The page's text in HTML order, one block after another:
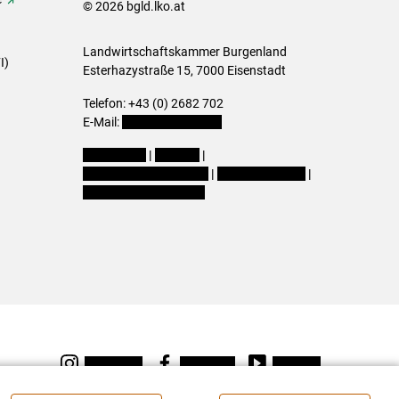
© 2026 bgld.lko.at
Landwirtschaftskammer Burgenland
Esterhazystraße 15, 7000 Eisenstadt
Telefon: +43 (0) 2682 702
E-Mail:
|
|
|
|
Instagram Facebook Youtube